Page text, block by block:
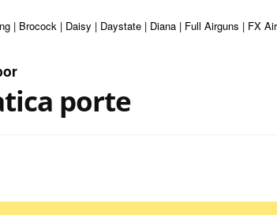
| Daisy | Daystate | Diana | Full Airguns | FX
porte